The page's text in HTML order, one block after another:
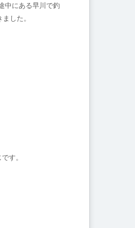
中にある早川で釣
した。
す。